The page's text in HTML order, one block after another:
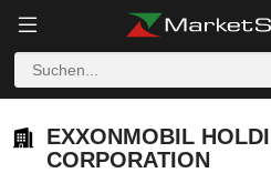
EXXONMOBIL
CORPORATION